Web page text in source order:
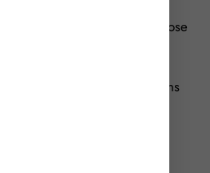
facilement s’il peut
le site impots.gouv.fr propose
à l’ensemble des questions
les potentiels
à se munir de leur avis
sur les revenus de 2024.